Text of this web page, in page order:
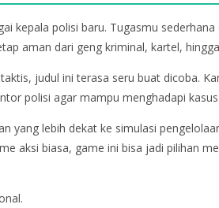
kepala polisi baru. Tugasmu
aman dari geng kriminal, kartel,
judul ini terasa seru buat dicoba.
polisi agar mampu menghadapi
lebih dekat ke simulasi
aksi biasa, game ini bisa jadi pilihan